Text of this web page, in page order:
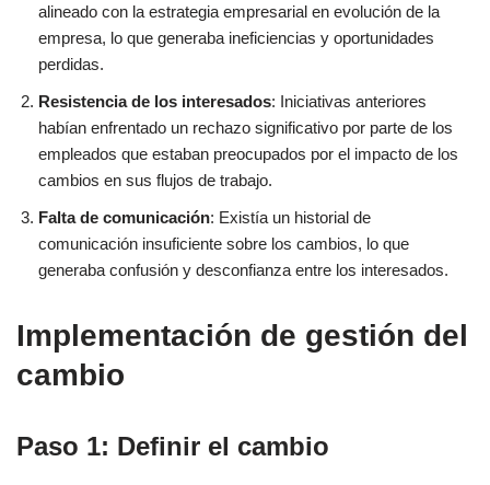
alineado con la estrategia empresarial en evolución de la
empresa, lo que generaba ineficiencias y oportunidades
perdidas.
Resistencia de los interesados: Iniciativas anteriores
habían enfrentado un rechazo significativo por parte de los
empleados que estaban preocupados por el impacto de los
cambios en sus flujos de trabajo.
Falta de comunicación: Existía un historial de
comunicación insuficiente sobre los cambios, lo que
generaba confusión y desconfianza entre los interesados.
Implementación de gestión del
cambio
Paso 1: Definir el cambio